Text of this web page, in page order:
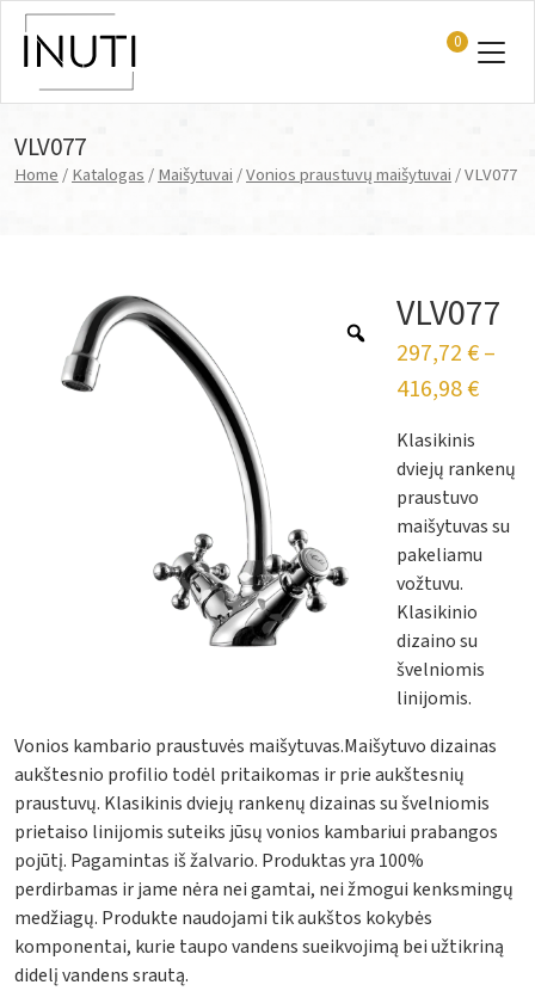
Main Navigation
0
VLV077
Home/Katalogas/Maišytuvai/Vonios praustuvų maišytuvai/ VLV077
VLV077
297,72€–
416,98€
Klasikinis
dviejų rankenų
praustuvo
maišytuvas su
pakeliamu
vožtuvu.
Klasikinio
dizaino su
švelniomis
linijomis.
Vonios kambario praustuvės maišytuvas.Maišytuvo dizainas
aukštesnio profilio todėl pritaikomas ir prie aukštesnių
praustuvų. Klasikinis dviejų rankenų dizainas su švelniomis
prietaiso linijomis suteiks jūsų vonios kambariui prabangos
pojūtį. Pagamintas iš žalvario. Produktas yra 100%
perdirbamas ir jame nėra nei gamtai, nei žmogui kenksmingų
medžiagų. Produkte naudojami tik aukštos kokybės
komponentai, kurie taupo vandens sueikvojimą bei užtikriną
didelį vandens srautą.